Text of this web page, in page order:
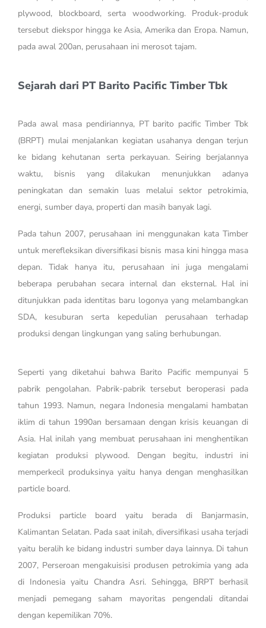
plywood, blockboard, serta woodworking. Produk-produk
tersebut diekspor hingga ke Asia, Amerika dan Eropa. Namun,
pada awal 200an, perusahaan ini merosot tajam.
Sejarah dari PT Barito Pacific Timber Tbk
Pada awal masa pendiriannya, PT barito pacific Timber Tbk
(BRPT) mulai menjalankan kegiatan usahanya dengan terjun
ke bidang kehutanan serta perkayuan. Seiring berjalannya
waktu, bisnis yang dilakukan menunjukkan adanya
peningkatan dan semakin luas melalui sektor petrokimia,
energi, sumber daya, properti dan masih banyak lagi.
Pada tahun 2007, perusahaan ini menggunakan kata Timber
untuk merefleksikan diversifikasi bisnis masa kini hingga masa
depan. Tidak hanya itu, perusahaan ini juga mengalami
beberapa perubahan secara internal dan eksternal. Hal ini
ditunjukkan pada identitas baru logonya yang melambangkan
SDA, kesuburan serta kepedulian perusahaan terhadap
produksi dengan lingkungan yang saling berhubungan.
Seperti yang diketahui bahwa Barito Pacific mempunyai 5
pabrik pengolahan. Pabrik-pabrik tersebut beroperasi pada
tahun 1993. Namun, negara Indonesia mengalami hambatan
iklim di tahun 1990an bersamaan dengan krisis keuangan di
Asia. Hal inilah yang membuat perusahaan ini menghentikan
kegiatan produksi plywood. Dengan begitu, industri ini
memperkecil produksinya yaitu hanya dengan menghasilkan
particle board.
Produksi particle board yaitu berada di Banjarmasin,
Kalimantan Selatan. Pada saat inilah, diversifikasi usaha terjadi
yaitu beralih ke bidang industri sumber daya lainnya. Di tahun
2007, Perseroan mengakuisisi produsen petrokimia yang ada
di Indonesia yaitu Chandra Asri. Sehingga, BRPT berhasil
menjadi pemegang saham mayoritas pengendali ditandai
dengan kepemilikan 70%.